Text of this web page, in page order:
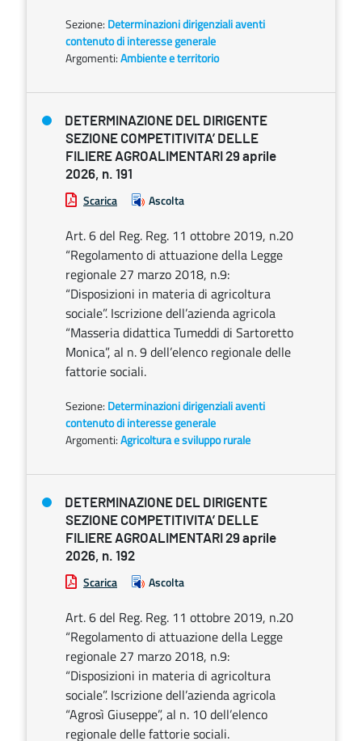
Sezione: Determinazioni dirigenziali aventi
contenuto di interesse generale
Argomenti:Ambiente e territorio
DETERMINAZIONE DEL DIRIGENTE
SEZIONE COMPETITIVITA’ DELLE
FILIERE AGROALIMENTARI 29 aprile
2026, n. 191
Scarica Ascolta
Art. 6 del Reg. Reg. 11 ottobre 2019, n.20
“Regolamento di attuazione della Legge
regionale 27 marzo 2018, n.9:
“Disposizioni in materia di agricoltura
sociale”. Iscrizione dell’azienda agricola
“Masseria didattica Tumeddi di Sartoretto
Monica”, al n. 9 dell’elenco regionale delle
fattorie sociali.
Sezione: Determinazioni dirigenziali aventi
contenuto di interesse generale
Argomenti:Agricoltura e sviluppo rurale
DETERMINAZIONE DEL DIRIGENTE
SEZIONE COMPETITIVITA’ DELLE
FILIERE AGROALIMENTARI 29 aprile
2026, n. 192
Scarica Ascolta
Art. 6 del Reg. Reg. 11 ottobre 2019, n.20
“Regolamento di attuazione della Legge
regionale 27 marzo 2018, n.9:
“Disposizioni in materia di agricoltura
sociale”. Iscrizione dell’azienda agricola
“Agrosì Giuseppe”, al n. 10 dell’elenco
regionale delle fattorie sociali.